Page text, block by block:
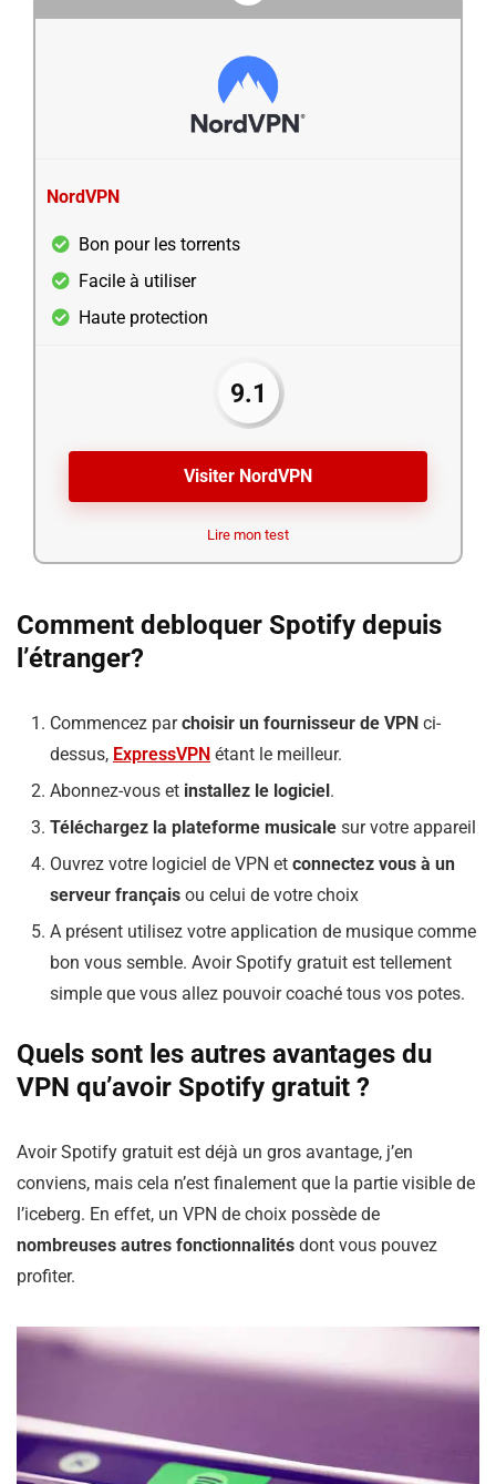
NordVPN
Bon pour les torrents
Facile à utiliser
Haute protection
9.1
Visiter NordVPN
Lire mon test
Comment debloquer Spotify depuis
l’étranger?
Commencez parchoisir un fournisseur de VPN ci-
dessus, ExpressVPN étant le meilleur.
Abonnez-vous et installez le logiciel .
Téléchargez la plateforme musicale sur votre appareil
Ouvrez votre logiciel de VPN et connectez vous à un
serveur français ou celui de votre choix
A présent utilisez votre application de musique comme
bon vous semble. Avoir Spotify gratuit est tellement
simple que vous allez pouvoir coaché tous vos potes.
Quels sont les autres avantages du
VPN qu’avoir Spotify gratuit ?
Avoir Spotify gratuit est déjà un gros avantage, j’en
conviens, mais cela n’est finalement que la partie visible de
l’iceberg. En effet, un VPN de choix possède de
nombreuses autres fonctionnalités dont vous pouvez
profiter.